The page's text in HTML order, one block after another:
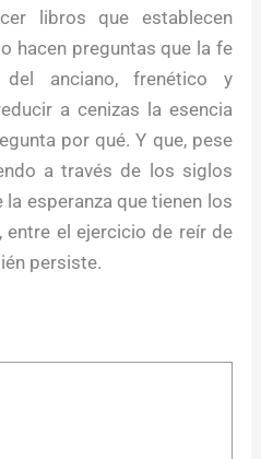
libros que establecen
hacen preguntas que la fe
anciano, frenético y
a cenizas la esencia
por qué. Y que, pese
a través de los siglos
esperanza que tienen los
entre el ejercicio de reír de
persiste.